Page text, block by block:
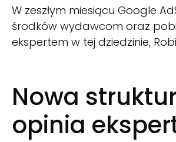
W zeszłym miesiącu Google
środków wydawcom oraz
ekspertem w tej dziedzinie,
Nowa
opinia